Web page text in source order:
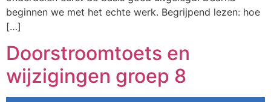
beginnen we met het echte werk. Begrijpend lezen: hoe
[…]
Doorstroomtoets en
wijzigingen groep 8